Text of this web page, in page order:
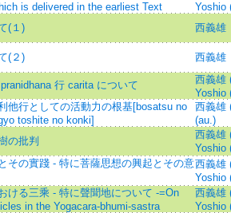
is delivered in the earliest Text
Yoshio
(１)
西義雄
(２) 西義雄
行 carita について
西義雄
Yoshio
他行としての活動力の根基[bosatsu no
toshite no konki]
西義雄
(au.)
の批判
西義雄
Yoshio
その實踐 - 特に菩薩思想の興起とその意西義雄
Yoshio
ける三乘 - 特に聲聞地について -=On
in the Yogacara-bhumi-sastra
西義雄
Yoshio